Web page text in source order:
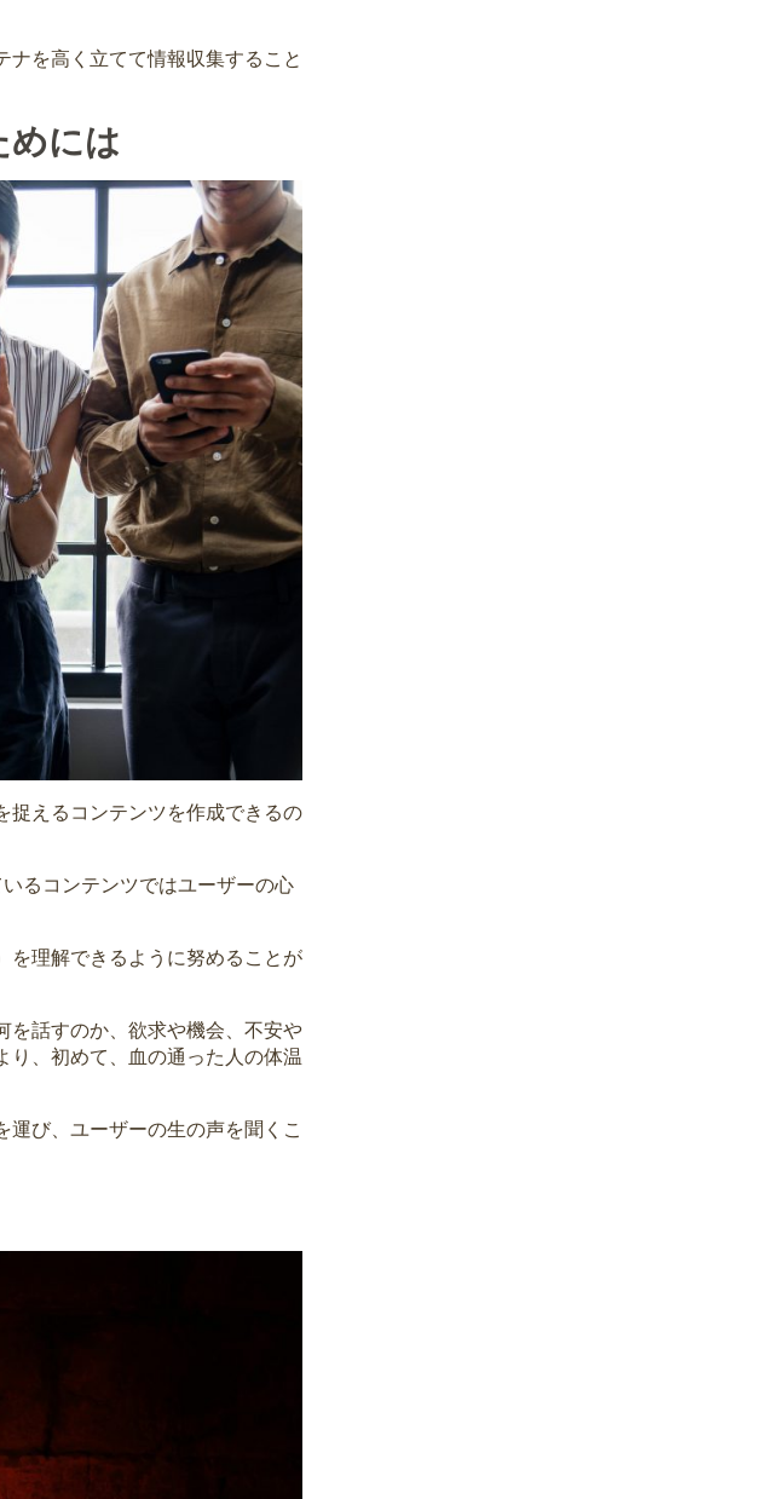
を高く立てて情報収集すること
めには
捉えるコンテンツを作成できるの
るコンテンツではユーザーの心
を理解できるように努めることが
を話すのか、欲求や機会、不安や
り、初めて、血の通った人の体温
び、ユーザーの生の声を聞くこ